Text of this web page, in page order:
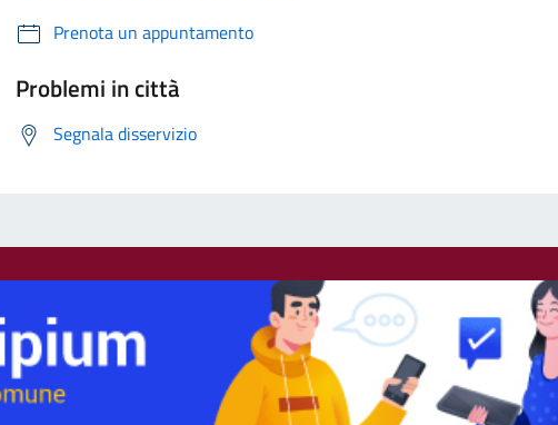
Prenota un appuntamento
Problemi in città
Segnala disservizio